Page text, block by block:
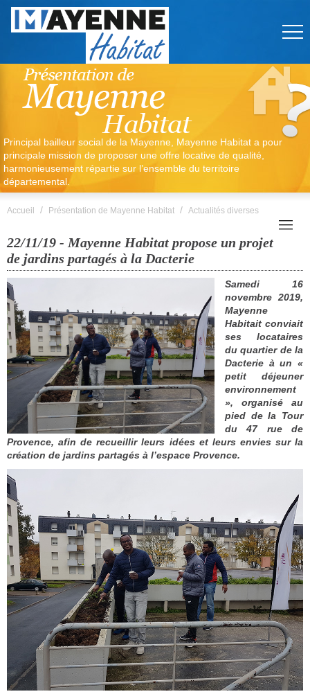
Principal bailleur social de la Mayenne, Mayenne Habitat a pour
principale mission de proposer une offre locative de qualité,
harmonieusement répartie sur l’ensemble du territoire
départemental.
Accueil / Présentation de Mayenne Habitat / Actualités diverses
22/11/19 - Mayenne Habitat propose un projet
de jardins partagés à la Dacterie
Samedi 16
novembre 2019,
Mayenne
Habitait conviait
ses locataires
du quartier de la
Dacterie à un «
petit déjeuner
environnement
», organisé au
pied de la Tour
du 47 rue de
Provence, afin de recueillir leurs idées et leurs envies sur la
création de jardins partagés à l’espace Provence.